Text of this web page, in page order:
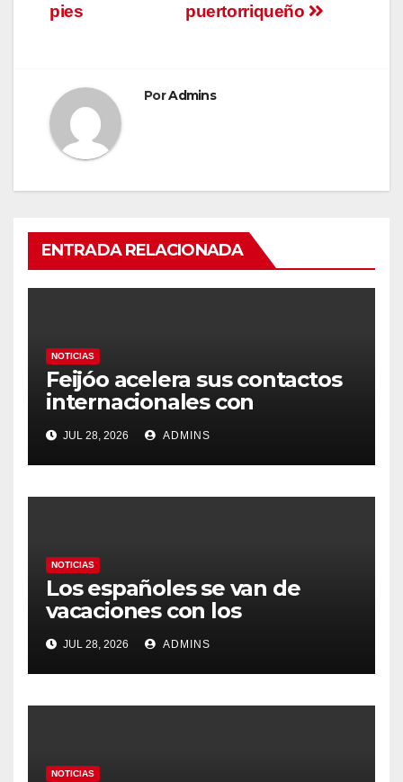
puertorriqueño
pies
PorAdmins
ENTRADA RELACIONADA
NOTICIAS
Feijóo acelera sus contactos
internacionales con
Latinoamérica como socio
prioritario en su agenda de
gobierno
JUL 28, 2026 ADMINS
NOTICIAS
Los españoles se van de
vacaciones con los
carburantes hasta un 21%
más caros que el año pasado
y los hoteles disparados
JUL 28, 2026 ADMINS
NOTICIAS